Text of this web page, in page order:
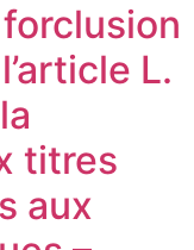
L.
titres
aux